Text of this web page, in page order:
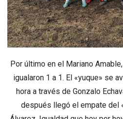
Por último en el Mariano
igualaron 1 a 1. El «yuque» se
hora a través de Gonzalo
después llegó el empate del